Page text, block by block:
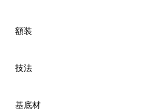
額装
技法
基底材